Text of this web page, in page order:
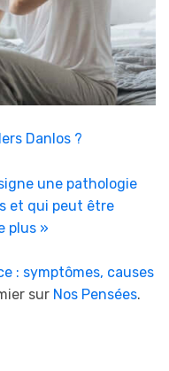
Danlos ?
une pathologie
et qui peut être
plus »
: symptômes, causes
sur Nos Pensées.